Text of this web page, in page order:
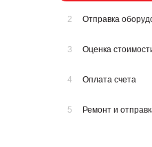
2 Отправка
3 Оценка
4 Оплата счета
5 Ремонт и